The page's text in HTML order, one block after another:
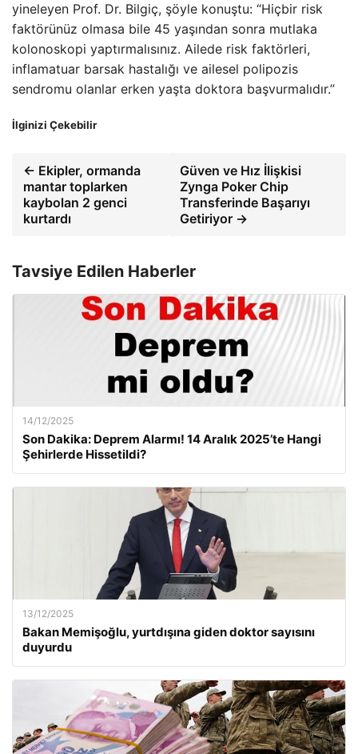
yineleyen Prof. Dr. Bilgiç, şöyle konuştu: “Hiçbir risk
faktörünüz olmasa bile 45 yaşından sonra mutlaka
kolonoskopi yaptırmalısınız. Ailede risk faktörleri,
inflamatuar barsak hastalığı ve ailesel polipozis
sendromu olanlar erken yaşta doktora başvurmalıdır.”
İlginizi Çekebilir
← Ekipler, ormanda
mantar toplarken
kaybolan 2 genci
kurtardı
Güven ve Hız İlişkisi
Zynga Poker Chip
Transferinde Başarıyı
Getiriyor →
Tavsiye Edilen Haberler
14/12/2025
Son Dakika: Deprem Alarmı! 14 Aralık 2025’te Hangi
Şehirlerde Hissetildi?
13/12/2025
Bakan Memişoğlu, yurtdışına giden doktor sayısını
duyurdu